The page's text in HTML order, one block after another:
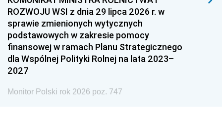
ROZWOJU WSI z dnia 29 lipca 2026 r. w
sprawie zmienionych wytycznych
podstawowych w zakresie pomocy
finansowej w ramach Planu Strategicznego
dla Wspólnej Polityki Rolnej na lata 2023–
2027
Monitor Polski rok 2026 poz. 747